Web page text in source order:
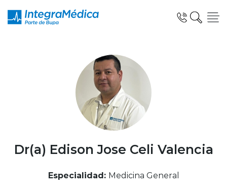
Especialidades y Servicios
Telemedicina Blua
Dr(a) Edison Jose Celi Valencia
Especialidad: Medicina General